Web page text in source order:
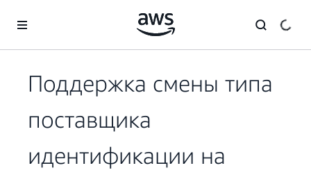
Перейти к главному контенту
Поддержка смены типа
поставщика
идентификации на